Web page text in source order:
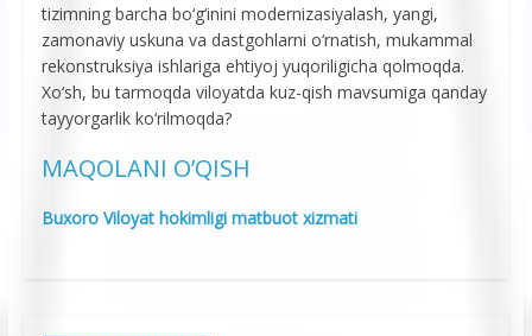
tizimning barcha bo‘g‘inini modernizasiyalash, yangi,
zamonaviy uskuna va dastgohlarni o‘rnatish, mukammal
rekonstruksiya ishlariga ehtiyoj yuqoriligicha qolmoqda.
Xo‘sh, bu tarmoqda viloyatda kuz-qish mavsumiga qanday
tayyorgarlik ko‘rilmoqda?
MAQOLANI O’QISH
Buxoro Viloyat hokimligi matbuot xizmati